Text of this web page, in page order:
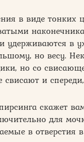
в виде тонких
удерживаются в
но весу.
но со
свисают и
скажет
для
в отверстия